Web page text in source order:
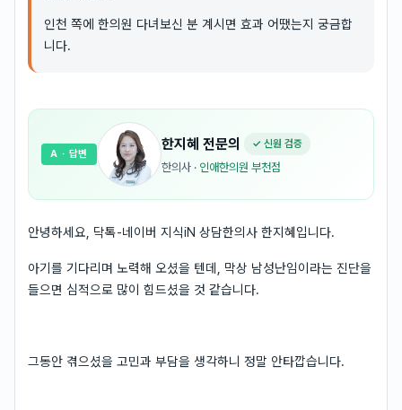
인천 쪽에 한의원 다녀보신 분 계시면 효과 어땠는지 궁금합
니다.
한지혜 전문의 ✓ 신원 검증
한의사 · 인애한의원 부천점
A · 답변
안녕하세요, 닥톡-네이버 지식iN 상담한의사 한지혜입니다.
아기를 기다리며 노력해 오셨을 텐데, 막상 남성난임이라는 진단을
들으면 심적으로 많이 힘드셨을 것 같습니다.
그동안 겪으셨을 고민과 부담을 생각하니 정말 안타깝습니다.